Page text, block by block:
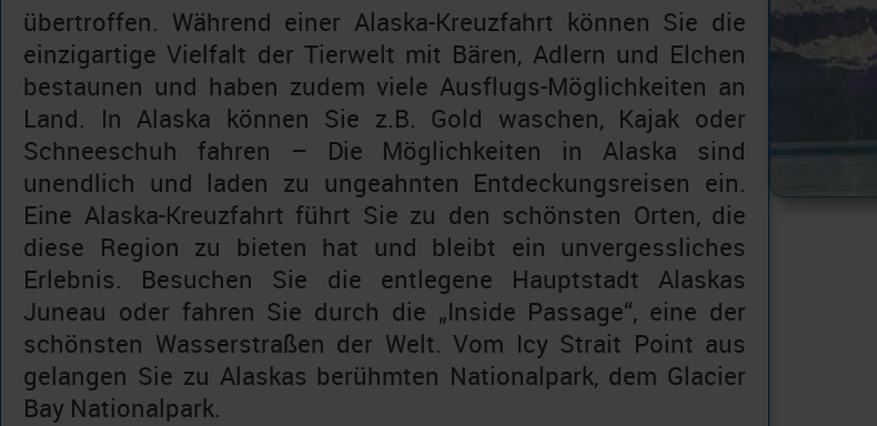
übertroffen. Während einer Alaska-Kreuzfahrt können Sie die
einzigartige Vielfalt der Tierwelt mit Bären, Adlern und Elchen
bestaunen und haben zudem viele Ausflugs-Möglichkeiten an
Land. In Alaska können Sie z.B. Gold waschen, Kajak oder
Schneeschuh fahren – Die Möglichkeiten in Alaska sind
unendlich und laden zu ungeahnten Entdeckungsreisen ein.
Eine Alaska-Kreuzfahrt führt Sie zu den schönsten Orten, die
diese Region zu bieten hat und bleibt ein unvergessliches
Erlebnis. Besuchen Sie die entlegene Hauptstadt Alaskas
Juneau oder fahren Sie durch die „Inside Passage“, eine der
schönsten Wasserstraßen der Welt. Vom Icy Strait Point aus
gelangen Sie zu Alaskas berühmten Nationalpark, dem Glacier
Bay Nationalpark.